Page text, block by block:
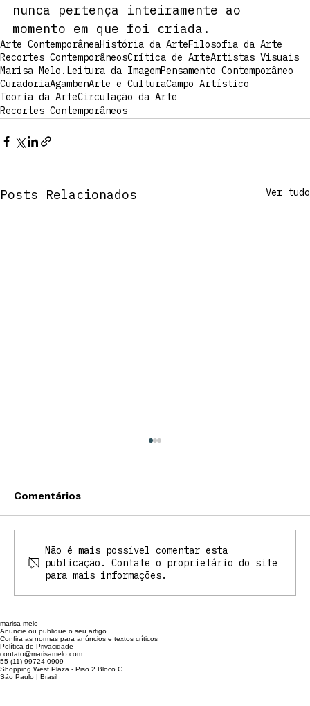
nunca pertença inteiramente ao
momento em que foi criada.
Arte ContemporâneaHistória da ArteFilosofia da Arte
Recortes ContemporâneosCrítica de ArteArtistas Visuais
Marisa Melo. Leitura da ImagemPensamento Contemporâneo
CuradoriaAgambenArte e CulturaCampo Artístico
Teoria da ArteCirculação da Arte
Recortes Contemporâneos
Posts Relacionados Ver tudo
Comentários
Não é mais possível comentar esta
publicação. Contate o proprietário do site
para mais informações.
marisa melo
Anuncie ou publique o seu artigo
Confira as normas para anúncios e textos críticos
Política de Privacidade
contato@marisamelo.com
55 (11) 99724 0909
Shopping West Plaza - Piso 2 Bloco C
São Paulo | Brasil